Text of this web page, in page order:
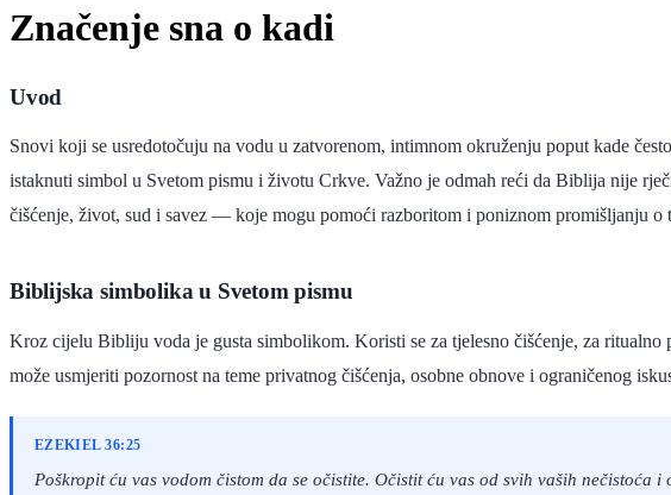
Značenje sna o kadi
Uvod
Snovi koji se usredotočuju na vodu u zatvorenom, intimnom okruženju poput kade
istaknuti simbol u Svetom pismu i životu Crkve. Važno je odmah reći da Biblija nije
čišćenje, život, sud i savez — koje mogu pomoći razboritom i poniznom promišljanju o
Biblijska simbolika u Svetom pismu
Kroz cijelu Bibliju voda je gusta simbolikom. Koristi se za tjelesno čišćenje, za
može usmjeriti pozornost na teme privatnog čišćenja, osobne obnove i ograničenog
EZEKIEL 36:25
Poškropit ću vas vodom čistom da se očistite. Očistit ću vas od svih vaših nečistoća i